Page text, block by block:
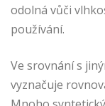
odolná vůči
používání.
Ve srovnání s
vyznačuje